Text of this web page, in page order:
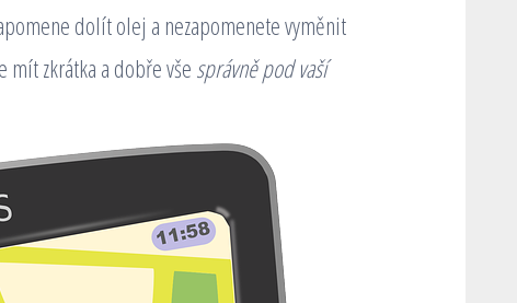
dolít olej a nezapomenete vyměnit
zkrátka a dobře vše správně pod vaší